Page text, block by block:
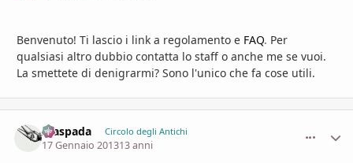
Benvenuto! Ti lascio i link a regolamento e FAQ. Per
qualsiasi altro dubbio contatta lo staff o anche me se vuoi.
La smettete di denigrarmi? Sono l'unico che fa cose utili.
Alaspada Circolo degli Antichi
17 Gennaio 201313 anni